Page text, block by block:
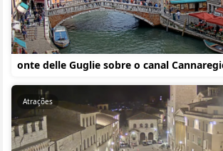
onte delle Guglie sobre o canal
Atrações